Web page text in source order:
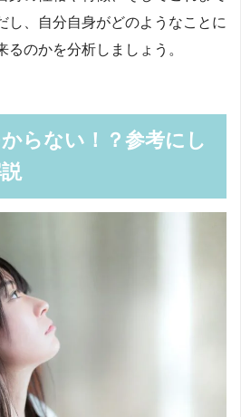
し、自分自身がどのようなことに
のかを分析しましょう。
らない！？参考にし